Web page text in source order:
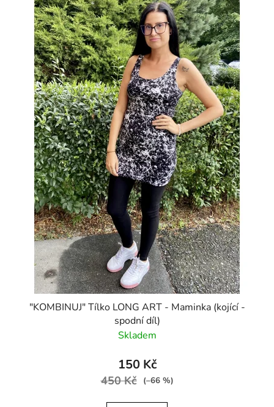
"KOMBINUJ" Tílko LONG ART - Maminka (kojící -
spodní díl)
Skladem
150 Kč
450 Kč (–66 %)